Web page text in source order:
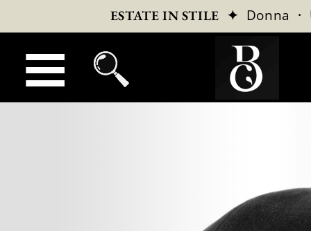
ESTATE IN STILE ✦ Donna ·